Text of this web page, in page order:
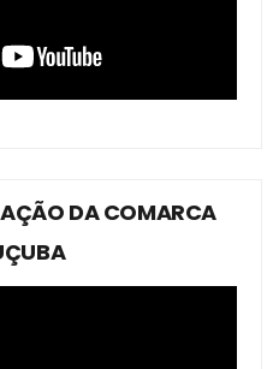
DA COMARCA